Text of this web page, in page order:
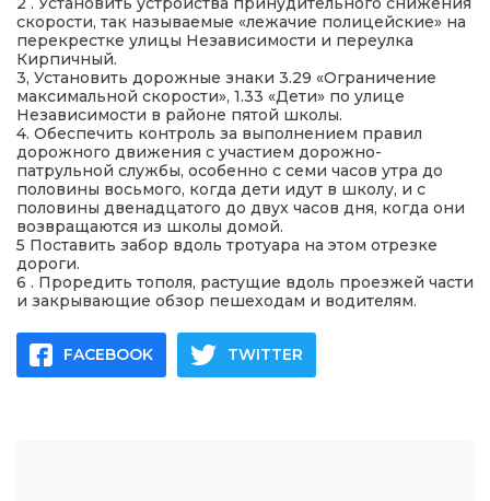
скорости, так называемые «лежачие полицейские» на
перекрестке улицы Независимости и переулка
Кирпичный.
3, Установить дорожные знаки 3.29 «Ограничение
максимальной скорости», 1.33 «Дети» по улице
Независимости в районе пятой школы.
4. Обеспечить контроль за выполнением правил
дорожного движения с участием дорожно-
патрульной службы, особенно с семи часов утра до
половины восьмого, когда дети идут в школу, и с
половины двенадцатого до двух часов дня, когда они
возвращаются из школы домой.
5 Поставить забор вдоль тротуара на этом отрезке
дороги.
6 . Проредить тополя, растущие вдоль проезжей части
и закрывающие обзор пешеходам и водителям.
FACEBOOK TWITTER